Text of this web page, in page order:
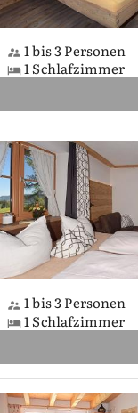
1 bis 3 Personen
1 Schlafzimmer
1 bis 3 Personen
1 Schlafzimmer